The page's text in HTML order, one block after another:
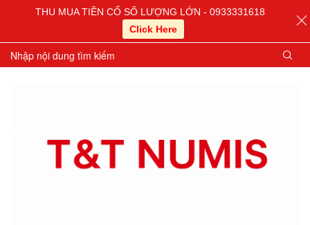
THU MUA TIỀN CỔ SỐ LƯỢNG LỚN - 0933331618
Click Here